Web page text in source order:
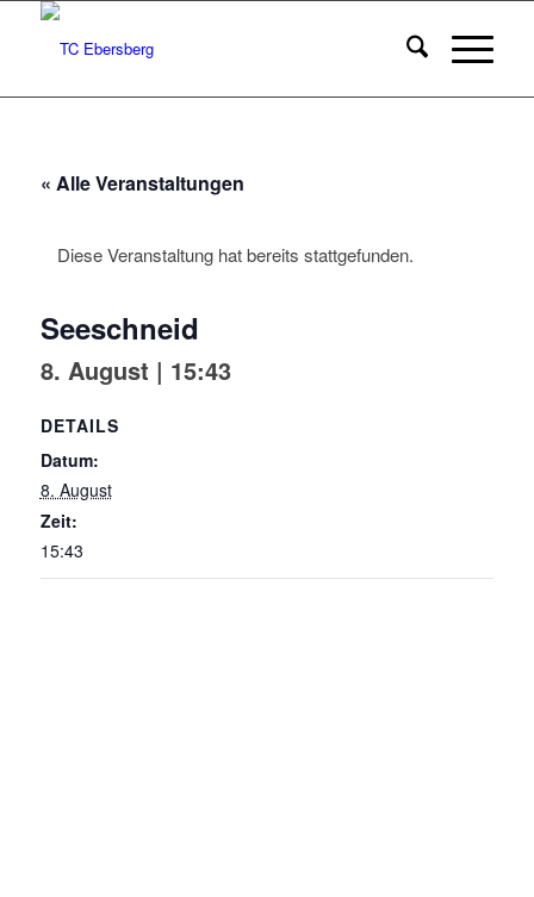
« Alle Veranstaltungen
Diese Veranstaltung hat bereits stattgefunden.
Seeschneid
8. August | 15:43
DETAILS
Datum:
8. August
Zeit:
15:43